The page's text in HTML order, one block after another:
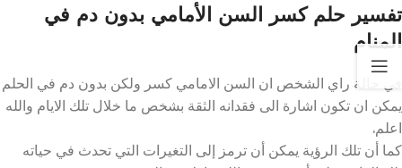
تفسير حلم كسر السن الأمامي بدون دم في
المنام
في حالة راي الشخص ان السن الامامي كسر ولكن بدون دم في الحلم
يمكن ان تكون اشارة الى فقدانه الثقة بشخص ما خلال تلك الايام والله
اعلم.
كما أن تلك الرؤية يمكن أن ترمز إلى التغيرات التي تحدث في حياته